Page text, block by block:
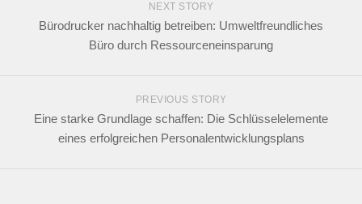
NEXT STORY
Bürodrucker nachhaltig betreiben: Umweltfreundliches
Büro durch Ressourceneinsparung
PREVIOUS STORY
Eine starke Grundlage schaffen: Die Schlüsselelemente
eines erfolgreichen Personalentwicklungsplans